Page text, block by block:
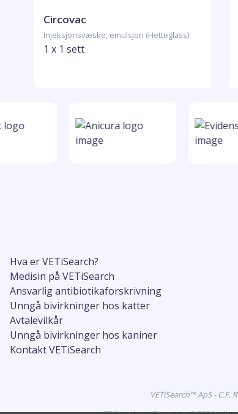
Circovac
Injeksjonsvæske, emulsjon (Hetteglass)
1 x 1 sett
Hva er VETiSearch?
Medisin på VETiSearch
Ansvarlig antibiotikaforskrivning
Unngå bivirkninger hos katter
Avtalevilkår
Unngå bivirkninger hos kaniner
Kontakt VETiSearch
VETiSearch™ ApS - C.F.